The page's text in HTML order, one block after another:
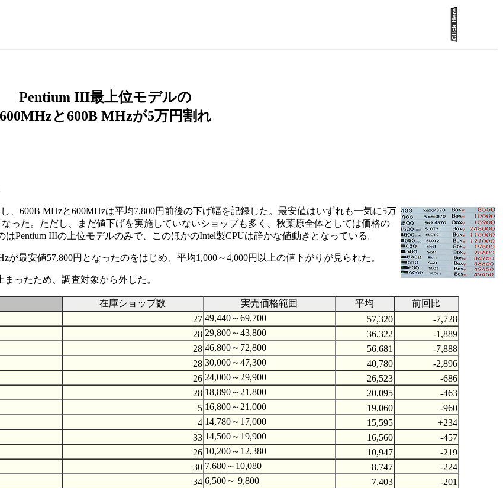
Pentium III最上位モデルの
600MHzと600B MHzが5万円割れ
600B MHzと600MHzは平均7,800円前後の下げ幅を記録した。最安値はいずれも一気に5万
った。ただし、まだ値下げを実施していないショップも多く、秋葉原全体としては価格の
Pentium IIIの上位モデルのみで、このほかのIntel製CPUは静かな値動きとなっている。
最安値57,800円となったのをはじめ、平均1,000～4,000円以上の値下がりが見られた。
ったため、調査対象から外した。
在庫ショップ数 実売価格範囲 平均
前回比
27 49,440～69,700 57,320
-7,728
28 29,800～43,800 36,322
-1,889
28 46,800～72,800 56,681
-7,888
28 30,000～47,300 40,780
-2,896
26 24,000～29,900 26,523
-686
28 18,890～21,800 20,095
-463
5 16,800～21,000 19,060
-960
4 14,780～17,000 15,595
+234
33 14,500～19,900 16,560
-457
26 10,200～12,380 10,947
-219
30 7,680～10,080 8,747
-224
34 6,500～ 9,800 7,403
-201